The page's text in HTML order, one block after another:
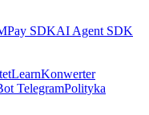
Pay SDKAI Agent SDK
LearnKonwerter
TelegramPolityka